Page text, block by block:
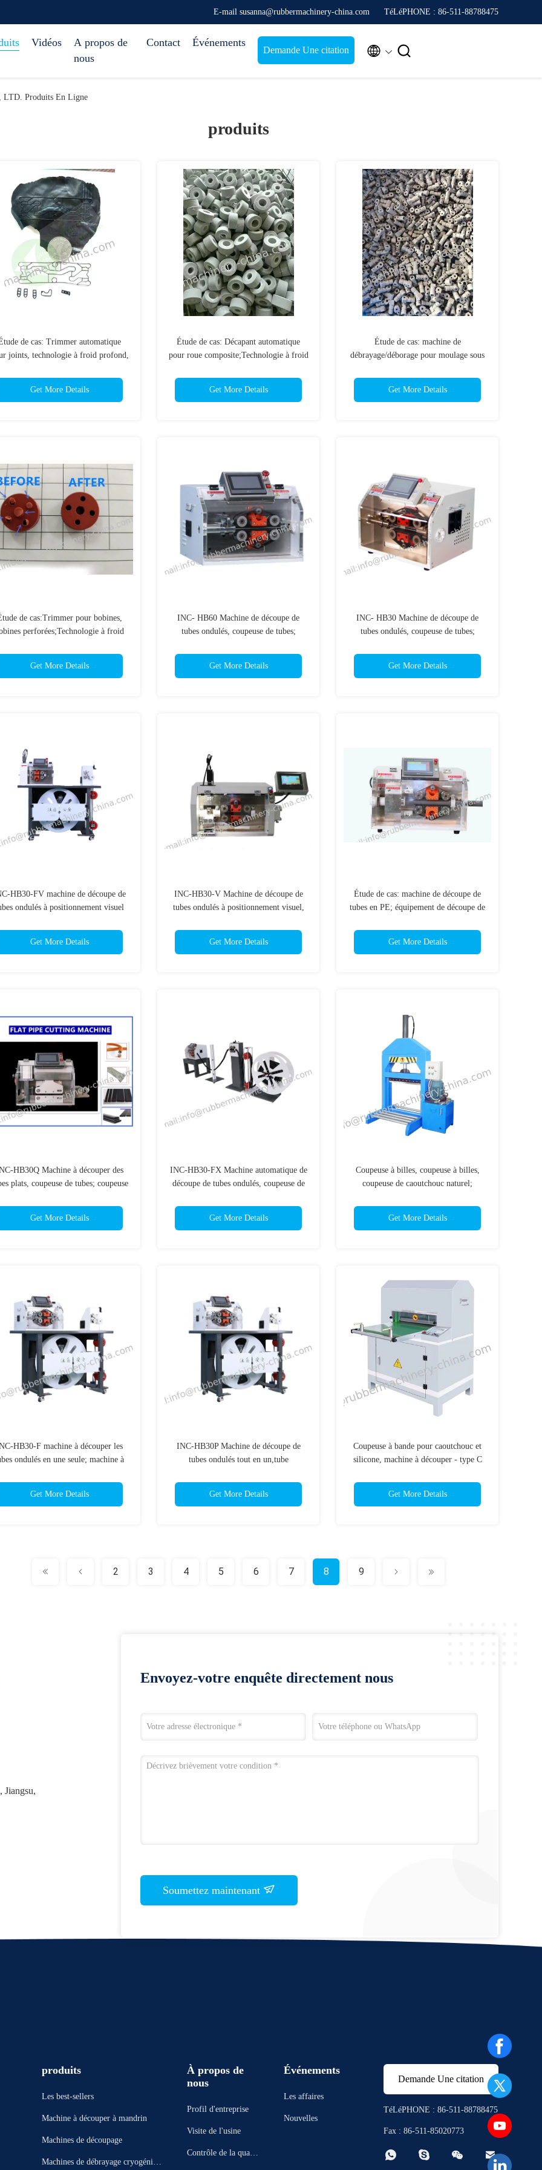
E-mail susanna@rubbermachinery-china.com TéLéPHONE : 86-511-88788475
Vidéos
A propos de
nous
Contact Événements
Demande Une citation  
Produits En Ligne
produits
de cas: Trimmer automatique
joints, technologie à froid profond,
équipement de congélation,
Get More Details
Étude de cas: Décapant automatique
pour roue composite;Technologie à froid
cryogénique;Équipement de congélation;
Get More Details
Étude de cas: machine de
débrayage/déborage pour moulage sous
refroidissement;
Get More Details
de cas:Trimmer pour bobines,
perforées;Technologie à froid
de congélation;
Get More Details
INC- HB60 Machine de découpe de
tubes ondulés, coupeuse de tubes;
découpe de tubes;
Get More Details
INC- HB30 Machine de découpe de
tubes ondulés, coupeuse de tubes;
découpe de tubes;
Get More Details
HB30-FV machine de découpe de
ondulés à positionnement visuel
Get More Details
INC-HB30-V Machine de découpe de
tubes ondulés à positionnement visuel,
Get More Details
Étude de cas: machine de découpe de
tubes en PE; équipement de découpe de
Get More Details
HB30Q Machine à découper des
plats, coupeuse de tubes; coupeuse
Get More Details
INC-HB30-FX Machine automatique de
découpe de tubes ondulés, coupeuse de
Get More Details
Coupeuse à billes, coupeuse à billes,
coupeuse de caoutchouc naturel;
Get More Details
HB30-F machine à découper les
ondulés en une seule; machine à
automatique;
Get More Details
INC-HB30P Machine de découpe de
tubes ondulés tout en un,tube
Get More Details
Coupeuse à bande pour caoutchouc et
silicone, machine à découper - type C
Get More Details
2 3 4 5 6 7 8 9
Jiangsu,
Envoyez-votre enquête directement nous
Soumettez maintenant
produits
Les best-sellers
Machine à découper à mandrin
Machines de découpage
Machines de débrayage cryogéniqu
À propos de
nous
Profil d'entreprise
Visite de l'usine
Contrôle de la qualit
Événements
Les affaires
Nouvelles
Demande Une citation
TéLéPHONE : 86-511-88788475
Fax : 86-511-85020773
   